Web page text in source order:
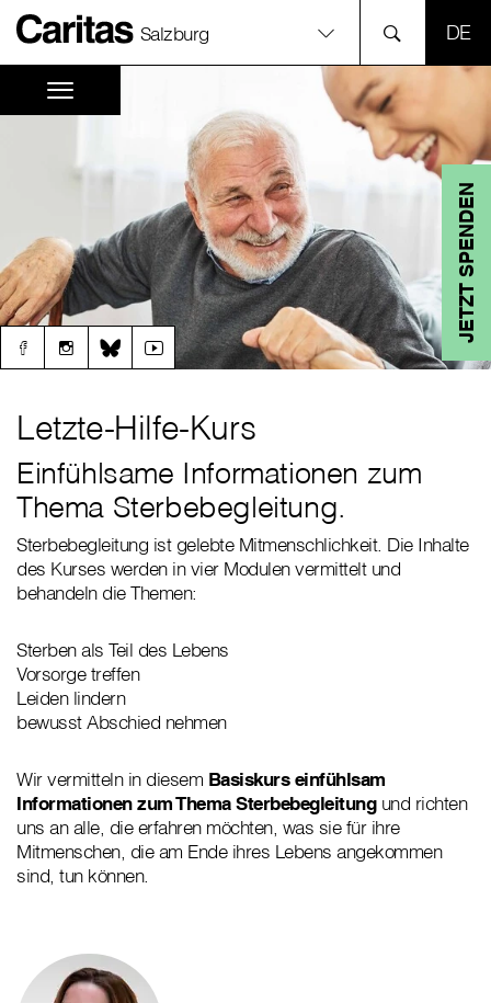
Salzburg
JETZT SPENDEN
Letzte-Hilfe-Kurs
Einfühlsame Informationen zum
Thema Sterbebegleitung.
Sterbebegleitung ist gelebte Mitmenschlichkeit. Die Inhalte
des Kurses werden in vier Modulen vermittelt und
behandeln die Themen:
Sterben als Teil des Lebens
Vorsorge treffen
Leiden lindern
bewusst Abschied nehmen
Wir vermitteln in diesem Basiskurs einfühlsam
Informationen zum Thema Sterbebegleitungund richten
uns an alle, die erfahren möchten, was sie für ihre
Mitmenschen, die am Ende ihres Lebens angekommen
sind, tun können.